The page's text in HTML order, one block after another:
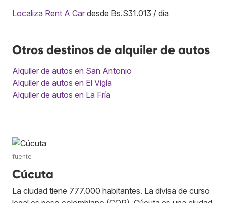
Localiza Rent A Car desde Bs.S31.013 / día
Otros destinos de alquiler de autos
Alquiler de autos en San Antonio
Alquiler de autos en El Vigía
Alquiler de autos en La Fría
fuente
Cúcuta
La ciudad tiene 777.000 habitantes. La divisa de curso